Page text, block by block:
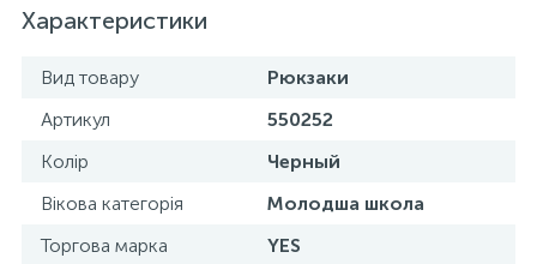
Характеристики
Вид товару
Рюкзаки
Артикул
550252
Колір
Черный
Вікова категорія
Молодша школа
Торгова марка
YES